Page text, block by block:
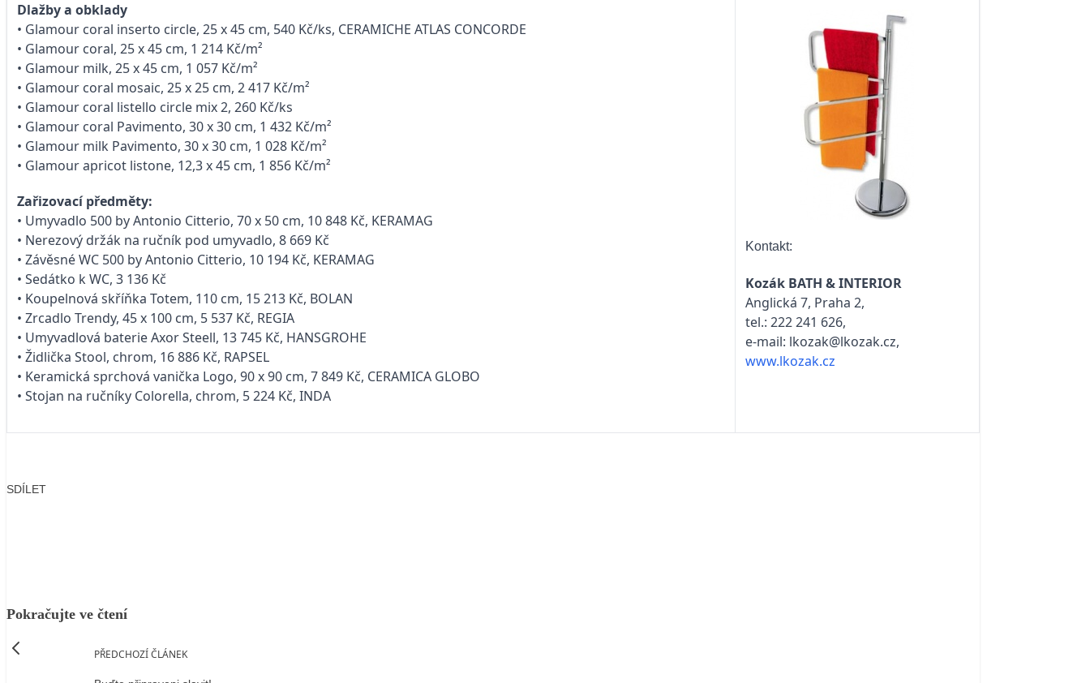
Dlažby a obklady
• Glamour coral inserto circle, 25 x 45 cm, 540 Kč/ks, CERAMICHE ATLAS CONCORDE
• Glamour coral, 25 x 45 cm, 1 214 Kč/m²
• Glamour milk, 25 x 45 cm, 1 057 Kč/m²
• Glamour coral mosaic, 25 x 25 cm, 2 417 Kč/m²
• Glamour coral listello circle mix 2, 260 Kč/ks
• Glamour coral Pavimento, 30 x 30 cm, 1 432 Kč/m²
• Glamour milk Pavimento, 30 x 30 cm, 1 028 Kč/m²
• Glamour apricot listone, 12,3 x 45 cm, 1 856 Kč/m²
Zařizovací předměty:
• Umyvadlo 500 by Antonio Citterio, 70 x 50 cm, 10 848 Kč, KERAMAG
• Nerezový držák na ručník pod umyvadlo, 8 669 Kč
• Závěsné WC 500 by Antonio Citterio, 10 194 Kč, KERAMAG
• Sedátko k WC, 3 136 Kč
• Koupelnová skříňka Totem, 110 cm, 15 213 Kč, BOLAN
• Zrcadlo Trendy, 45 x 100 cm, 5 537 Kč, REGIA
• Umyvadlová baterie Axor Steell, 13 745 Kč, HANSGROHE
• Židlička Stool, chrom, 16 886 Kč, RAPSEL
• Keramická sprchová vanička Logo, 90 x 90 cm, 7 849 Kč, CERAMICA GLOBO
• Stojan na ručníky Colorella, chrom, 5 224 Kč, INDA
Kontakt:
Kozák BATH & INTERIOR
Anglická 7, Praha 2,
tel.: 222 241 626,
e-mail: lkozak@lkozak.cz,
www.lkozak.cz
SDÍLET
Pokračujte ve čtení
PŘEDCHOZÍ ČLÁNEK